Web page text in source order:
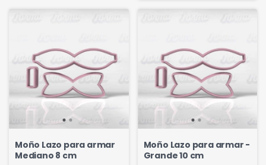
Moño Lazo para armar
Mediano 8 cm
Moño Lazo para armar -
Grande 10 cm